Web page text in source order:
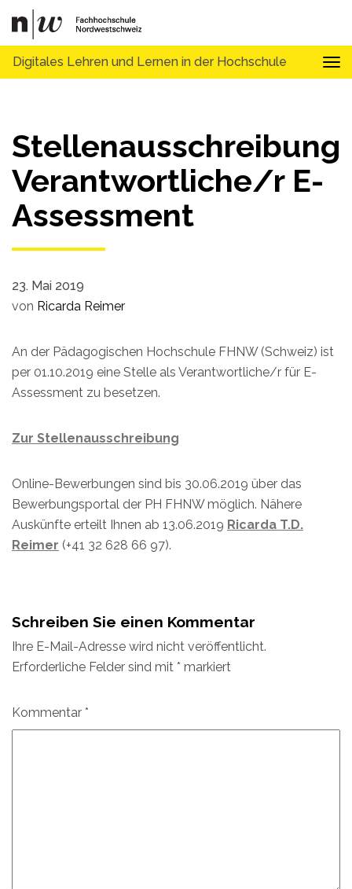
Digitales Lehren und Lernen in der Hochschule
Stellenausschreibung
Verantwortliche/r E-
Assessment
23. Mai 2019
von Ricarda Reimer
An der Pädagogischen Hochschule FHNW (Schweiz) ist
per 01.10.2019 eine Stelle als Verantwortliche/r für E-
Assessment zu besetzen.
Zur Stellenausschreibung
Online-Bewerbungen sind bis 30.06.2019 über das
Bewerbungsportal der PH FHNW möglich. Nähere
Auskünfte erteilt Ihnen ab 13.06.2019 Ricarda T.D.
Reimer (+41 32 628 66 97).
Schreiben Sie einen Kommentar
Ihre E-Mail-Adresse wird nicht veröffentlicht.
Erforderliche Felder sind mit * markiert
Kommentar *